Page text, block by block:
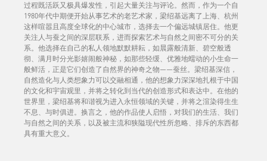
过程既活跃又极具爆发性，引起大量关注与评论。然而，作为一个自
1980年代中期便开始从事艺术的老艺术家，梁绍基远离了上海、杭州
这样喧嚣且高度全球化的中心城市，选择去一个偏远城镇居住。他更
关注人与蚕之间的深层联系，进而探索艺术与自然之间密不可分的关
系。他选择在自己的私人领地默默耕耘，如晨露般清新、碧空般透
彻、满月时分光影嬉闹般神秘，如那些轻缓、优雅地蠕动的小生命一
般鲜活，正是它们创造了自然界的神奇之物——蚕丝。梁绍基深信，
自然造化与人类想象力可以交融相通，他的想象力深深地扎根于中国
的文化和宇宙观里，并将之转化到当代的创造形式和表达中。在他的
世界里，梁绍基将和谐视为进入永恒领域的关键，并将之渲染得生生
不息、与时俱进。换言之，他的作品使人启悟，对我们的生活、我们
与自然之间的关系，以及被主流和狭隘现代性所忽略、排斥的东西都
具有重大意义。